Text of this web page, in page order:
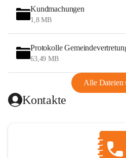
Kundmachungen
1,8 MB
Protokolle
63,49 MB
Alle Dateien
Kontakte